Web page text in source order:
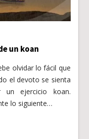
un koan
olvidar lo fácil que
el devoto se sienta
un ejercicio koan.
lo siguiente…